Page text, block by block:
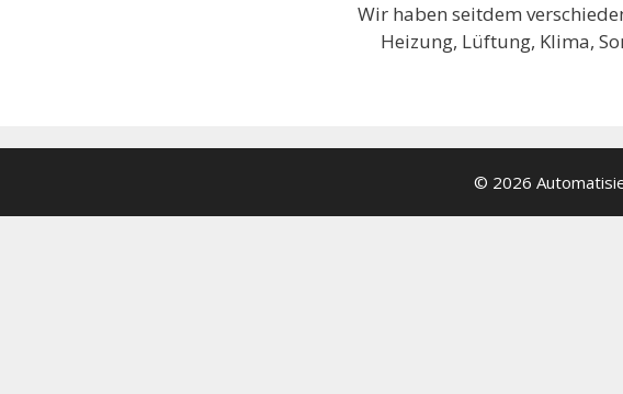
Wir haben seitdem
Heizung, Lüftung, Klima,
© 2026